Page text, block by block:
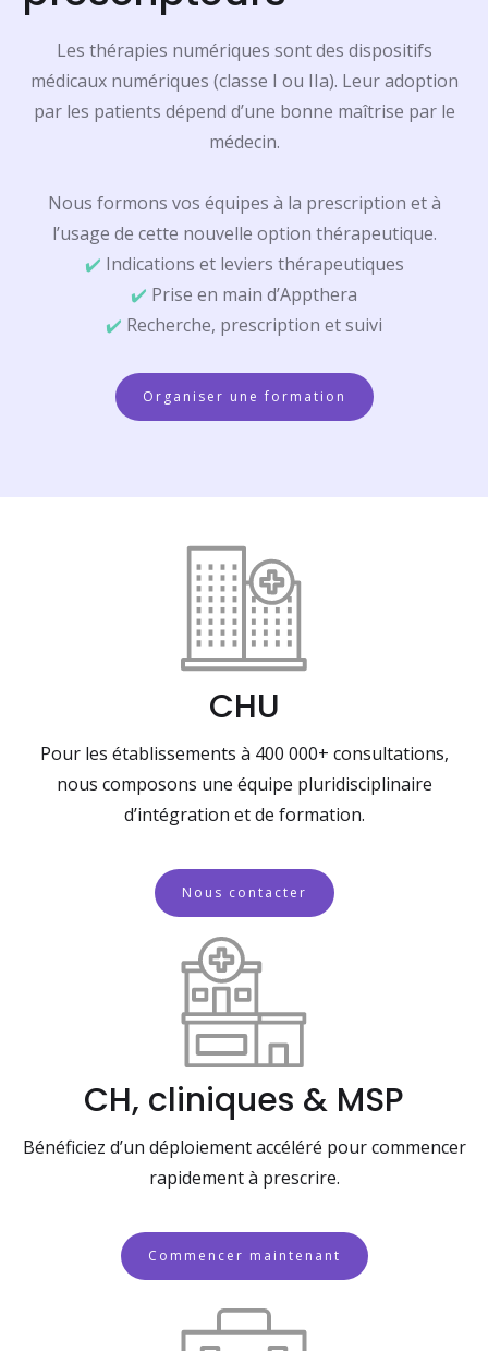
Les thérapies numériques sont des dispositifs
médicaux numériques (classe I ou IIa). Leur adoption
par les patients dépend d’une bonne maîtrise par le
médecin.
Nous formons vos équipes à la prescription et à
l’usage de cette nouvelle option thérapeutique.
✔️ Indications et leviers thérapeutiques
✔️ Prise en main d’Appthera
✔️ Recherche, prescription et suivi
Organiser une formation
CHU
Pour les établissements à 400 000+ consultations,
nous composons une équipe pluridisciplinaire
d’intégration et de formation.
Nous contacter
CH, cliniques & MSP
Bénéficiez d’un déploiement accéléré pour commencer
rapidement à prescrire.
Commencer maintenant